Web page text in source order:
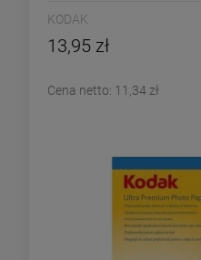
KODAK
13,95 zł
Cena netto: 11,34 zł